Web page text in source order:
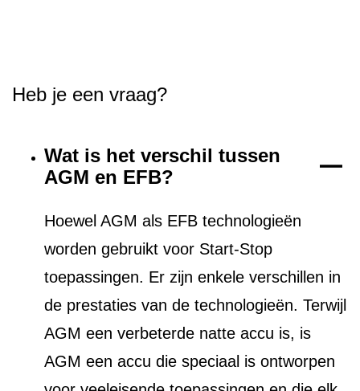
Heb je een vraag?
Wat is het verschil tussen
AGM en EFB?
Hoewel AGM als EFB technologieën
worden gebruikt voor Start-Stop
toepassingen. Er zijn enkele verschillen in
de prestaties van de technologieën. Terwijl
AGM een verbeterde natte accu is, is
AGM een accu die speciaal is ontworpen